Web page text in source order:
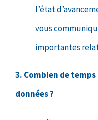
l’état
vous
importantes
3. Combien de
données ?